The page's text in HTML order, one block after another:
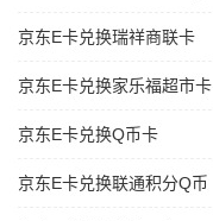
京东E卡兑换瑞祥商联卡
京东E卡兑换家乐福超市卡
京东E卡兑换Q币卡
京东E卡兑换联通积分Q币